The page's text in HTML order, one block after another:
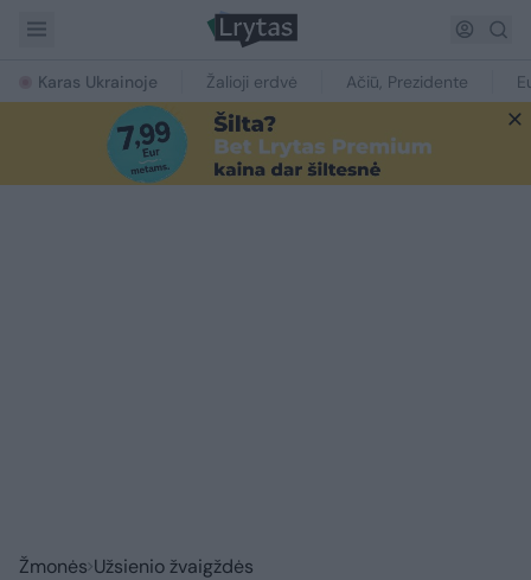
Karas Ukrainoje Žalioji erdvė Ačiū, Prezidente
Žmonės Užsienio žvaigždės